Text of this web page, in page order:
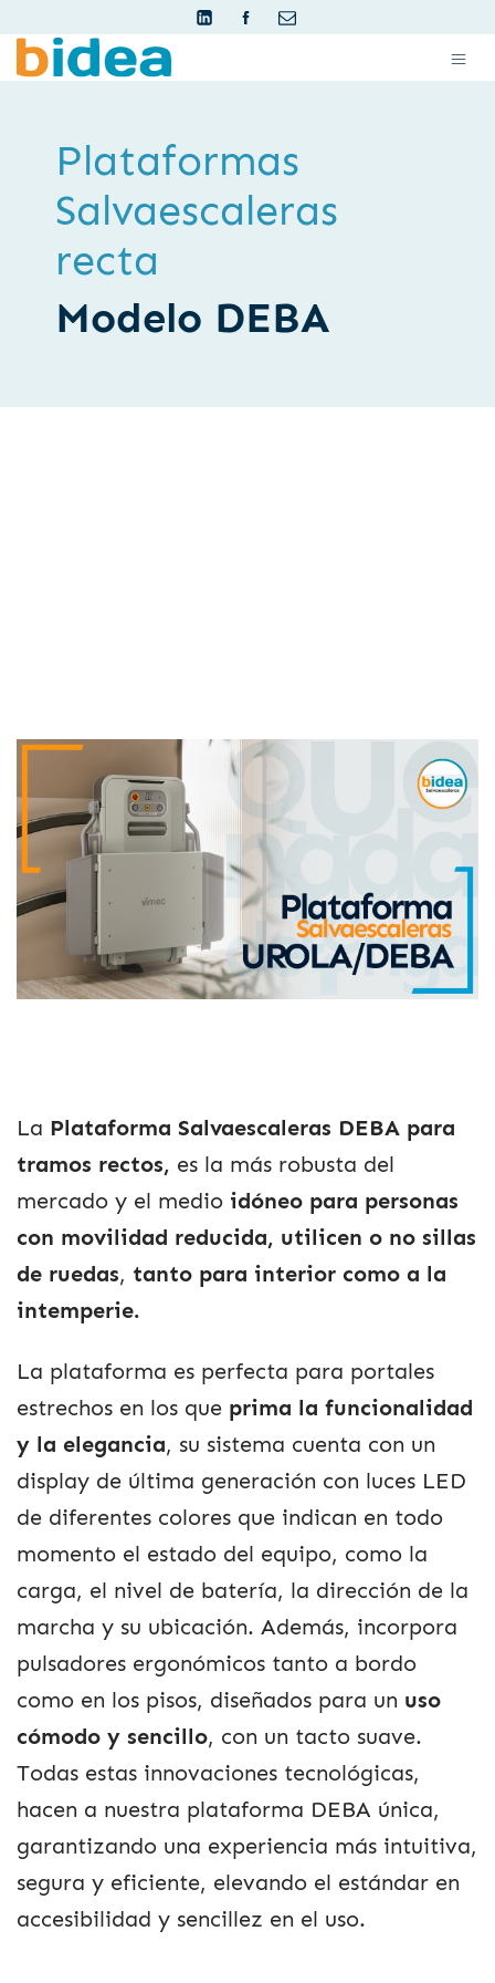
Plataformas
Salvaescaleras
recta
Modelo DEBA
La Plataforma Salvaescaleras DEBA para
tramos rectos, es la más robusta del
mercado y el medio idóneo para personas
con movilidad reducida, utilicen o no sillas
de ruedas, tanto para interior como a la
intemperie.
La plataforma es perfecta para portales
estrechos en los que prima la funcionalidad
y la elegancia, su sistema cuenta con un
display de última generación con luces LED
de diferentes colores que indican en todo
momento el estado del equipo, como la
carga, el nivel de batería, la dirección de la
marcha y su ubicación. Además, incorpora
pulsadores ergonómicos tanto a bordo
como en los pisos, diseñados para un uso
cómodo y sencillo, con un tacto suave.
Todas estas innovaciones tecnológicas,
hacen a nuestra plataforma DEBA única,
garantizando una experiencia más intuitiva,
segura y eficiente, elevando el estándar en
accesibilidad y sencillez en el uso.